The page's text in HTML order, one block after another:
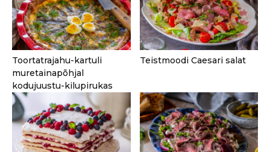
Toortatrajahu-kartuli
muretainapõhjal
kodujuustu-kilupirukas
Teistmoodi Caesari salat